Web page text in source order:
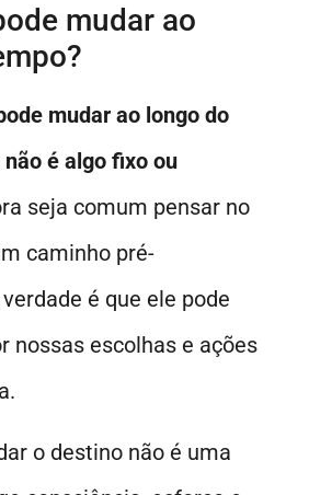
mudar ao
mudar ao longo do
é algo fixo ou
seja comum pensar no
caminho pré-
é que ele pode
nossas escolhas e ações
o destino não é uma